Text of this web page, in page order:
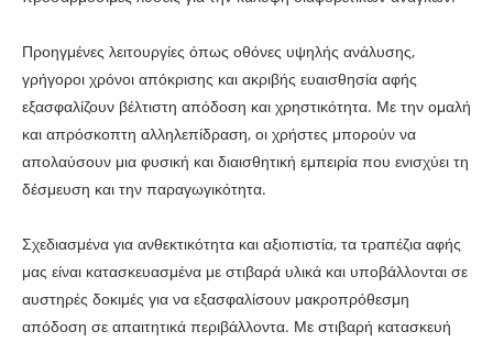
Προηγμένες λειτουργίες όπως οθόνες υψηλής ανάλυσης,
γρήγοροι χρόνοι απόκρισης και ακριβής ευαισθησία αφής
εξασφαλίζουν βέλτιστη απόδοση και χρηστικότητα. Με την ομαλή
και απρόσκοπτη αλληλεπίδραση, οι χρήστες μπορούν να
απολαύσουν μια φυσική και διαισθητική εμπειρία που ενισχύει τη
δέσμευση και την παραγωγικότητα.
Σχεδιασμένα για ανθεκτικότητα και αξιοπιστία, τα τραπέζια αφής
μας είναι κατασκευασμένα με στιβαρά υλικά και υποβάλλονται σε
αυστηρές δοκιμές για να εξασφαλίσουν μακροπρόθεσμη
απόδοση σε απαιτητικά περιβάλλοντα. Με στιβαρή κατασκευή